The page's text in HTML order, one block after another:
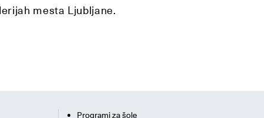
mesta Ljubljane.
Programi za šole